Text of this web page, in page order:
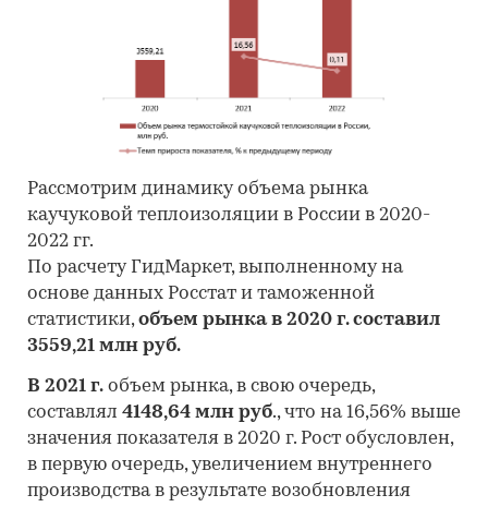
Рассмотрим динамику объема рынка
каучуковой теплоизоляции в России в 2020-
2022 гг.
По расчету ГидМаркет, выполненному на
основе данных Росстат и таможенной
статистики,объем рынка в 2020 г. составил
3559,21 млн руб.
В 2021 г. объем рынка, в свою очередь,
составлял 4148,64 млн руб., что на 16,56% выше
значения показателя в 2020 г. Рост обусловлен,
в первую очередь, увеличением внутреннего
производства в результате возобновления